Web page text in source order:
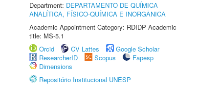
Department: DEPARTAMENTO DE QUÍMICA
ANALÍTICA, FÍSICO-QUÍMICA E INORGÂNICA
Academic Appointment Category: RDIDP Academic
title: MS-5.1
Orcid
CV Lattes
Google Scholar
ResearcherID
Scopus
Fapesp
Dimensions
Repositório Institucional UNESP